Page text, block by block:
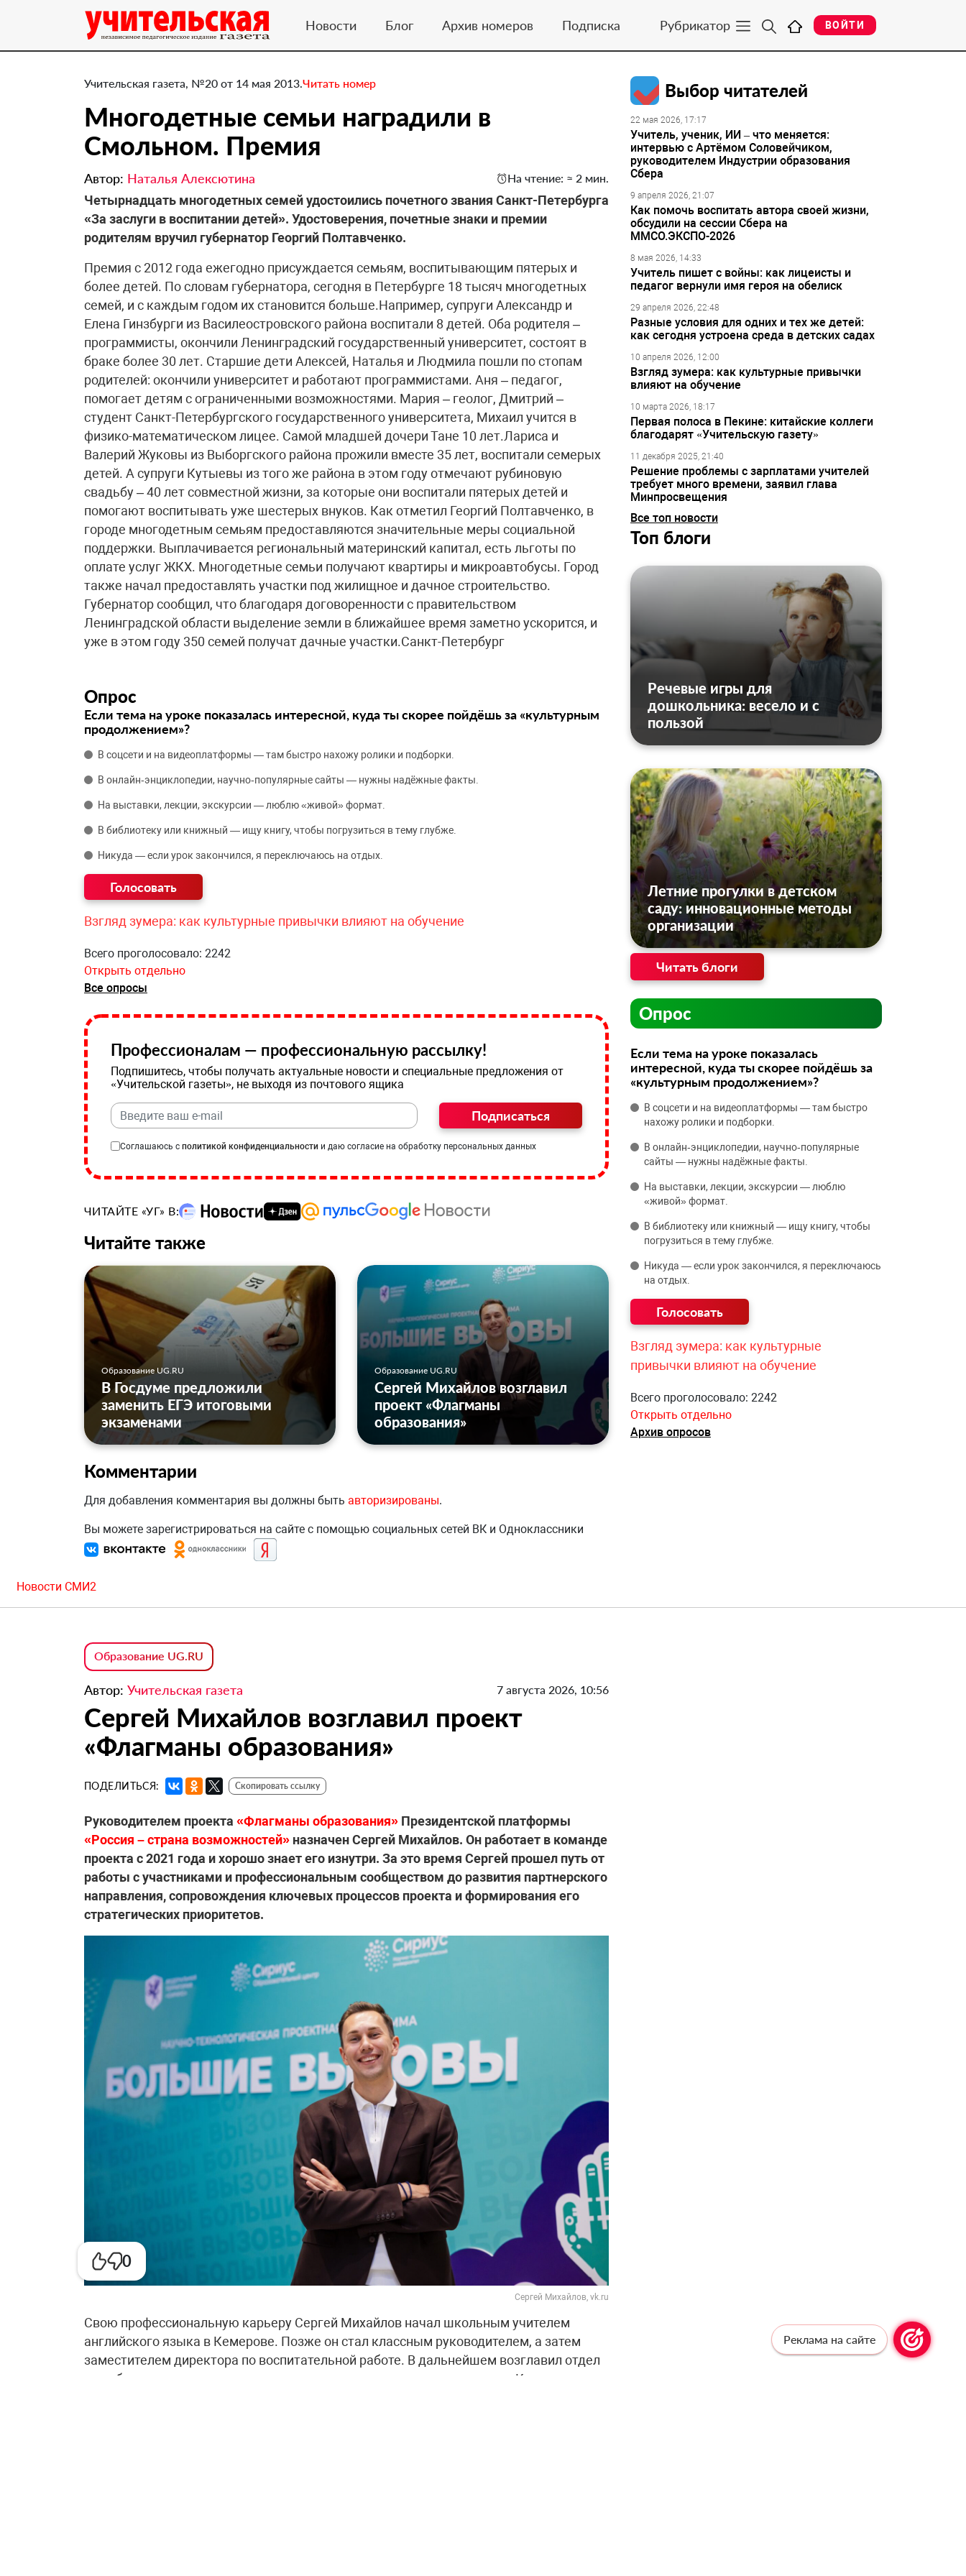
Новости Блог Архив номеров Подписка Рубрикатор ВОЙТИ
0
Учительская газета, №20 от 14 мая 2013.Читать номер
Многодетные семьи наградили в
Смольном. Премия
Автор: Наталья Алексютина На чтение: ≈ 2 мин.
Четырнадцать многодетных семей удостоились почетного звания Санкт-Петербурга
«За заслуги в воспитании детей». Удостоверения, почетные знаки и премии
родителям вручил губернатор Георгий Полтавченко.
Премия с 2012 года ежегодно присуждается семьям, воспитывающим пятерых и
более детей. По словам губернатора, сегодня в Петербурге 18 тысяч многодетных
семей, и с каждым годом их становится больше.Например, супруги Александр и
Елена Гинзбурги из Василеостровского района воспитали 8 детей. Оба родителя –
программисты, окончили Ленинградский государственный университет, состоят в
браке более 30 лет. Старшие дети Алексей, Наталья и Людмила пошли по стопам
родителей: окончили университет и работают программистами. Аня – педагог,
помогает детям с ограниченными возможностями. Мария – геолог, Дмитрий –
студент Санкт-Петербургского государственного университета, Михаил учится в
физико-математическом лицее. Самой младшей дочери Тане 10 лет.Лариса и
Валерий Жуковы из Выборгского района прожили вместе 35 лет, воспитали семерых
детей. А супруги Кутыевы из того же района в этом году отмечают рубиновую
свадьбу – 40 лет совместной жизни, за которые они воспитали пятерых детей и
помогают воспитывать уже шестерых внуков. Как отметил Георгий Полтавченко, в
городе многодетным семьям предоставляются значительные меры социальной
поддержки. Выплачивается региональный материнский капитал, есть льготы по
оплате услуг ЖКХ. Многодетные семьи получают квартиры и микроавтобусы. Город
также начал предоставлять участки под жилищное и дачное строительство.
Губернатор сообщил, что благодаря договоренности с правительством
Ленинградской области выделение земли в ближайшее время заметно ускорится, и
уже в этом году 350 семей получат дачные участки.Санкт-Петербург
Опрос
Если тема на уроке показалась интересной, куда ты скорее пойдёшь за «культурным
продолжением»?
В соцсети и на видеоплатформы — там быстро нахожу ролики и подборки.
В онлайн‑энциклопедии, научно‑популярные сайты — нужны надёжные факты.
На выставки, лекции, экскурсии — люблю «живой» формат.
В библиотеку или книжный — ищу книгу, чтобы погрузиться в тему глубже.
Никуда — если урок закончился, я переключаюсь на отдых.
Взгляд зумера: как культурные привычки влияют на обучение
Всего проголосовало: 2242
Открыть отдельно
Все опросы
Профессионалам — профессиональную рассылку!
Подпишитесь, чтобы получать актуальные новости и специальные предложения от
«Учительской газеты», не выходя из почтового ящика
Подписаться
Соглашаюсь с политикой конфиденциальности и даю согласие на обработку персональных данных
ЧИТАЙТЕ «УГ» В:
Читайте также
Образование UG.RU
В Госдуме предложили
заменить ЕГЭ итоговыми
экзаменами
Образование UG.RU
Сергей Михайлов возглавил
проект «Флагманы
образования»
Комментарии
Для добавления комментария вы должны быть авторизированы.
Вы можете зарегистрироваться на сайте с помощью социальных сетей ВК и Одноклассники
Выбор читателей
22 мая 2026, 17:17
Учитель, ученик, ИИ – что меняется:
интервью с Артёмом Соловейчиком,
руководителем Индустрии образования
Сбера
9 апреля 2026, 21:07
Как помочь воспитать автора своей жизни,
обсудили на сессии Сбера на
ММСО.ЭКСПО-2026
8 мая 2026, 14:33
Учитель пишет с войны: как лицеисты и
педагог вернули имя героя на обелиск
29 апреля 2026, 22:48
Разные условия для одних и тех же детей:
как сегодня устроена среда в детских садах
10 апреля 2026, 12:00
Взгляд зумера: как культурные привычки
влияют на обучение
10 марта 2026, 18:17
Первая полоса в Пекине: китайские коллеги
благодарят «Учительскую газету»
11 декабря 2025, 21:40
Решение проблемы с зарплатами учителей
требует много времени, заявил глава
Минпросвещения
Все топ новости
Топ блоги
Речевые игры для
дошкольника: весело и с
пользой
Летние прогулки в детском
саду: инновационные методы
организации
Читать блоги
Опрос
Если тема на уроке показалась
интересной, куда ты скорее пойдёшь за
«культурным продолжением»?
В соцсети и на видеоплатформы — там быстро
нахожу ролики и подборки.
В онлайн‑энциклопедии, научно‑популярные
сайты — нужны надёжные факты.
На выставки, лекции, экскурсии — люблю
«живой» формат.
В библиотеку или книжный — ищу книгу, чтобы
погрузиться в тему глубже.
Никуда — если урок закончился, я переключаюсь
на отдых.
Взгляд зумера: как культурные
привычки влияют на обучение
Всего проголосовало: 2242
Открыть отдельно
Архив опросов
Новости СМИ2
Образование UG.RU
Автор: Учительская газета 7 августа 2026, 10:56
Сергей Михайлов возглавил проект
«Флагманы образования»
ПОДЕЛИТЬСЯ: Скопировать ссылку
Руководителем проекта «Флагманы образования» Президентской платформы
«Россия – страна возможностей» назначен Сергей Михайлов. Он работает в команде
проекта с 2021 года и хорошо знает его изнутри. За это время Сергей прошел путь от
работы с участниками и профессиональным сообществом до развития партнерского
направления, сопровождения ключевых процессов проекта и формирования его
стратегических приоритетов.
Сергей Михайлов, vk.ru
Свою профессиональную карьеру Сергей Михайлов начал школьным учителем
английского языка в Кемерове. Позже он стал классным руководителем, а затем
заместителем директора по воспитательной работе. В дальнейшем возглавил отдел
по работе с одаренными детьми научно-методического центра города Кемерова.
Реклама на сайте